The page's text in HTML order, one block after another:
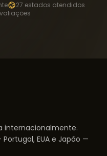
27 estados atendidos
internacionalmente.
EUA e Japão —